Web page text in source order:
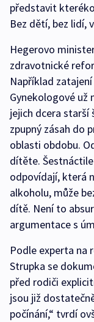
představit
Bez dětí, bez lidí,
Hegerovo
zdravotnické
Například
Gynekologové
jejich dcera
zpupný zásah do
oblasti obdobu.
dítěte.
odpovídají, která
alkoholu, může
dítě. Není to
argumentace s
Podle experta na
Strupka se
před rodiči
jsou již
počínání,“ tvrdí